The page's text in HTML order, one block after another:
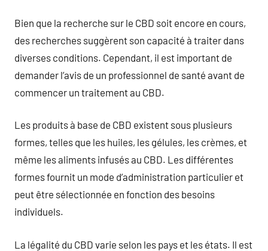
Bien que la recherche sur le CBD soit encore en cours,
des recherches suggèrent son capacité à traiter dans
diverses conditions. Cependant, il est important de
demander l’avis de un professionnel de santé avant de
commencer un traitement au CBD.
Les produits à base de CBD existent sous plusieurs
formes, telles que les huiles, les gélules, les crèmes, et
même les aliments infusés au CBD. Les différentes
formes fournit un mode d’administration particulier et
peut être sélectionnée en fonction des besoins
individuels.
La légalité du CBD varie selon les pays et les états. Il est